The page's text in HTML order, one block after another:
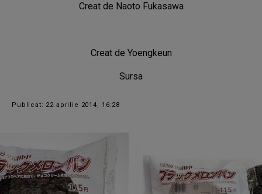
Creat de Naoto Fukasawa
Creat de Yoengkeun
Sursa
Publicat: 22 aprilie 2014, 16:28